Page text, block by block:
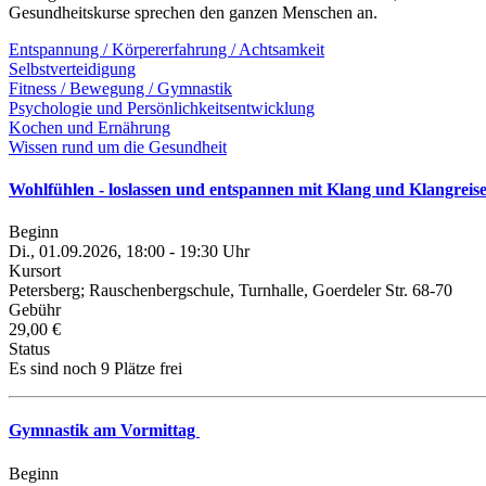
Gesundheitskurse sprechen den ganzen Menschen an.
Entspannung / Körpererfahrung / Achtsamkeit
Selbstverteidigung
Fitness / Bewegung / Gymnastik
Psychologie und Persönlichkeitsentwicklung
Kochen und Ernährung
Wissen rund um die Gesundheit
Wohlfühlen - loslassen und entspannen mit Klang und
Beginn
Di., 01.09.2026, 18:00 - 19:30 Uhr
Kursort
Petersberg; Rauschenbergschule, Turnhalle, Goerdeler Str. 68-70
Gebühr
29,00 €
Status
Es sind noch 9 Plätze frei
Gymnastik am Vormittag
Beginn